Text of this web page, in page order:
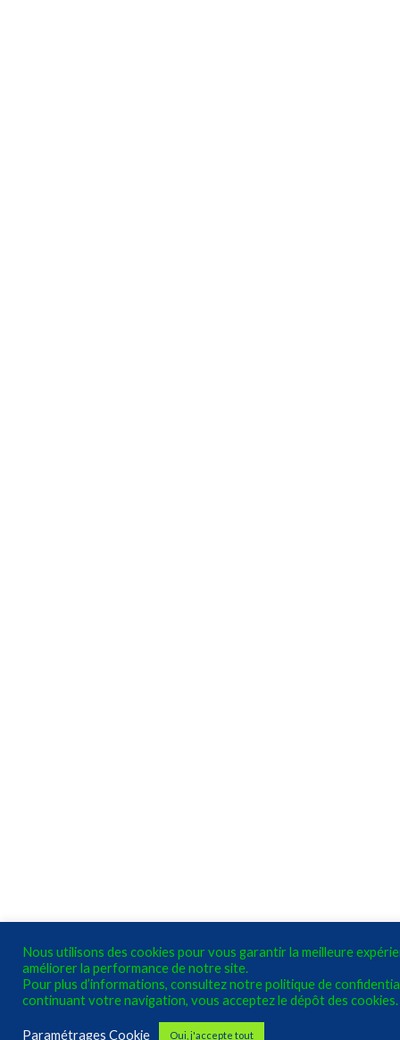
Nous utilisons des cookies pour vous garantir la meilleure
améliorer la performance de notre site.
Pour plus d’informations, consultez notre politique de
continuant votre navigation, vous acceptez le dépôt des cookies.
Paramétrages Cookie Oui, j'accepte tout